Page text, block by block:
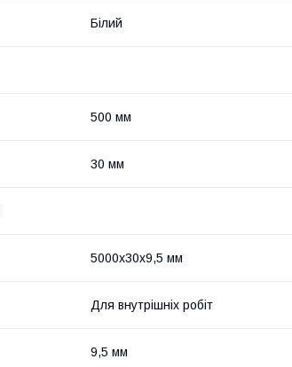
Білий
500 мм
30 мм
5000х30х9,5 мм
Для внутрішніх робіт
9,5 мм